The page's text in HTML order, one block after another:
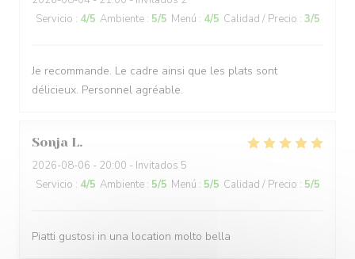
Servicio : 4/5 Ambiente : 5/5 Menú : 4/5 Calidad / Precio : 3/5
Je recommande. Le cadre ainsi que les plats sont
délicieux. Personnel agréable.
Sonja L
2026-08-06 - 20:00 - Invitados 5
Servicio : 4/5 Ambiente : 5/5 Menú : 5/5 Calidad / Precio : 5/5
Piatti gustosi in una location molto bella